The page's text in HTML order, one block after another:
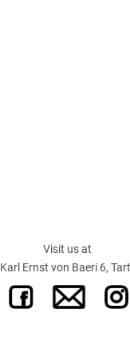
Visit us at
Karl Ernst von Baeri 6,